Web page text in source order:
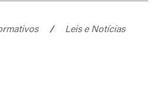
/
Leis e Notícias